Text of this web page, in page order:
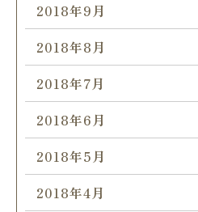
2018年9月
2018年8月
2018年7月
2018年6月
2018年5月
2018年4月